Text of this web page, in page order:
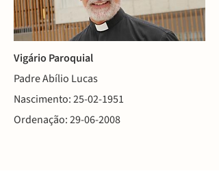
Vigário Paroquial
Padre Abílio Lucas
Nascimento:25-02-1951
Ordenação:29-06-2008